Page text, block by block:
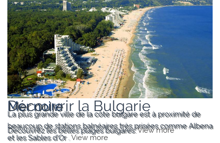
Varna
La plus grande ville de la côte bulgare est à proximité de
beaucoup de stations balnéaires très prisées comme Albena
et les Sables d’Or . View more
Mer noire
Découvrez les belles plages bulgares.View more
Découvrir la Bulgarie